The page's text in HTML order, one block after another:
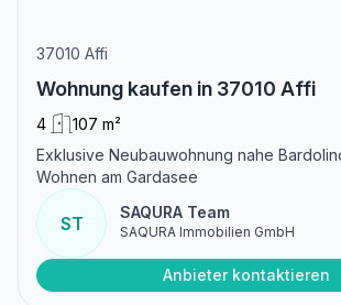
37010 Affi
Wohnung kaufen in 37010 Affi
4
107 m²
Exklusive Neubauwohnung nahe
Wohnen am Gardasee
ST
SAQURA Team
SAQURA Immobilien GmbH
Anbieter kontaktieren